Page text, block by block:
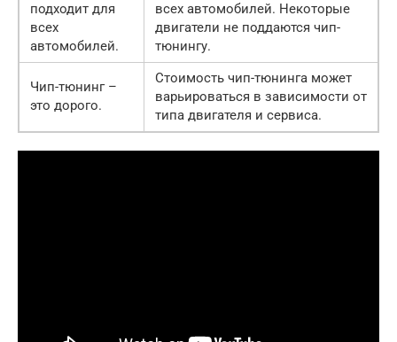
подходит для
всех
автомобилей.
всех автомобилей. Некоторые
двигатели не поддаются чип-
тюнингу.
Чип-тюнинг –
это дорого.
Стоимость чип-тюнинга может
варьироваться в зависимости от
типа двигателя и сервиса.